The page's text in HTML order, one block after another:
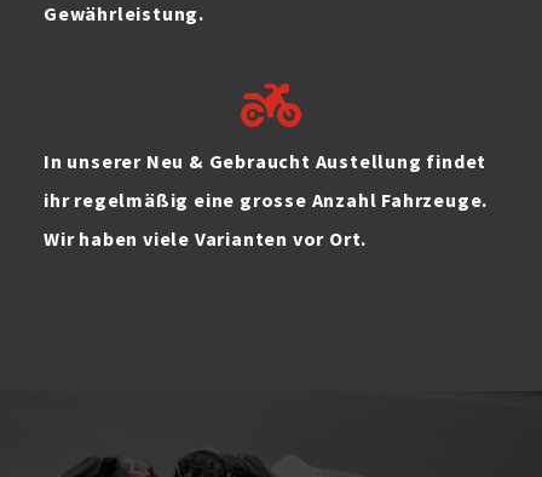
Gewährleistung.
In unserer Neu & Gebraucht Austellung findet
ihr regelmäßig eine grosse Anzahl Fahrzeuge.
Wir haben viele Varianten vor Ort.